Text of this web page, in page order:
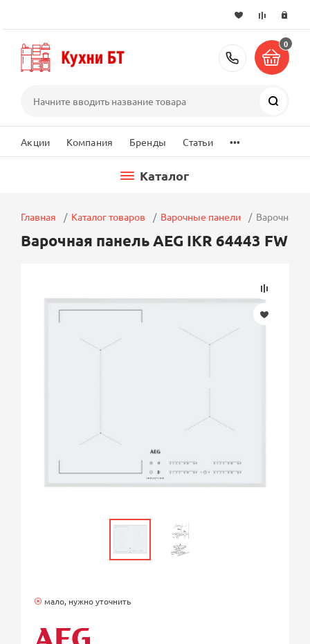
+7 (495)
0
Акции Компания Бренды Статьи ...
Каталог
Главная Каталог товаров Варочные панели Варочная
Варочная панель AEG IKR 64443 FW
мало, нужно уточнить